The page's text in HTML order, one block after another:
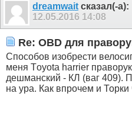
dreamwait сказал(-а):
12.05.2016 14:08
Re: OBD для
Способов изобрести
меня Тoyota harrier
дешманский - КЛ (ваг 409).
на ура. Как впрочем и Торки